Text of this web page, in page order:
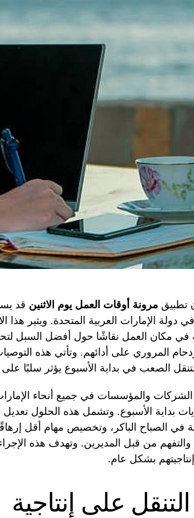
تطبيق مرونة أوقات العمل يوم الاثنين قد
الإمارات العربية المتحدة. ويثير هذا
في مكان العمل نقاشًا حول أفضل السبل
المروري على أدائهم. وتأتي هذه
الصعب في بداية الأسبوع يؤثر سلبًا
والمؤسسات في جميع أنحاء
بداية الأسبوع. وتشمل هذه الحلول
في الصباح الباكر، وتخصيص مهام أقل إرهاقًا
والتفهم من قبل المديرين. وتهدف هذه
بشكل عام.
على إنتاجية